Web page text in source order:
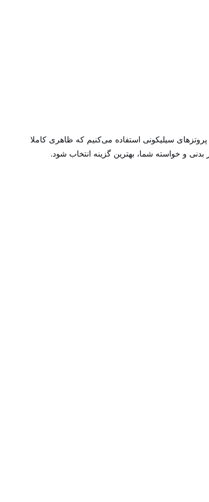
سیلیکونی استفاده می‌کنیم که ظاهری کاملا
و خواسته شما، بهترین گزینه انتخاب شود.